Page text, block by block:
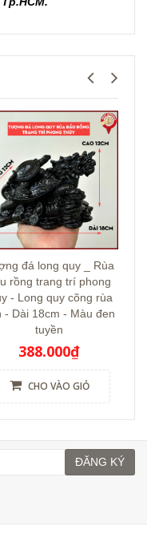
đá long quy _ Rùa
rồng trang trí phong
- Long quy cõng rùa
- Dài 18cm - Màu đen
tuyền
388.000₫
CHO VÀO GIỎ
ĐĂNG KÝ